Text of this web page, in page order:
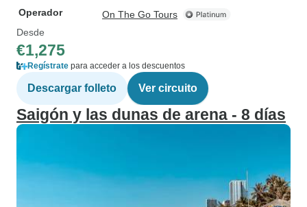
Operador
On The Go Tours
Desde
€1,275
Regístrate para acceder a los descuentos
Descargar folleto Ver circuito
Saigón y las dunas de arena - 8 días